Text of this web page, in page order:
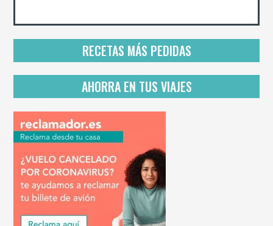
p
c
d
a
d
RECETAS MÁS PEDIDAS
AHORRA EN TUS VIAJES